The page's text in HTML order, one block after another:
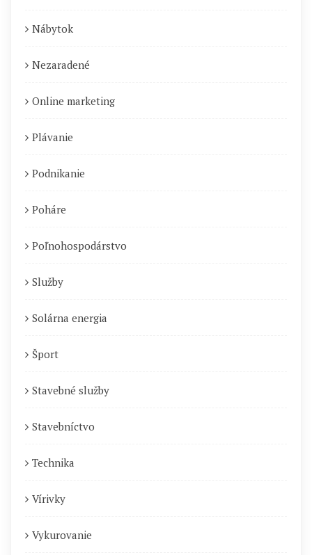
Nábytok
Nezaradené
Online marketing
Plávanie
Podnikanie
Poháre
Poľnohospodárstvo
Služby
Solárna energia
Šport
Stavebné služby
Stavebníctvo
Technika
Vírivky
Vykurovanie